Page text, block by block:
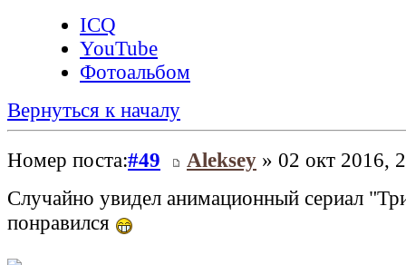
ICQ
YouTube
Фотоальбом
Вернуться к началу
Номер поста:#49 Aleksey » 02 окт 2016,
Случайно увидел анимационный сериал
понравился